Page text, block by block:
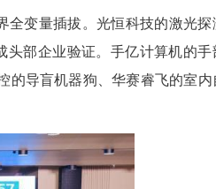
光谷金控、光谷创投、
人，可实现外界全变量
”核心算法，完成头部